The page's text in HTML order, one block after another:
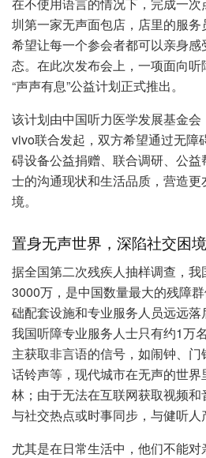
圳第一家无声面包店，店里的服
希望让每一个参会者都可以亲身
态。在此次发布会上，一项面向
“声声有息”公益计划正式推出。
该计划由中国听力医学发展基金会
vivo联合发起，双方希望通过无障
碍设备公益捐赠、联合调研、公
士的沟通现状和生活品质，营造
境。
置身无声世界，深陷社交困境
据全国第二次残疾人抽样调查，
3000万，是中国数量最大的残障
础配套设施和专业服务人员远远落
我国听障专业服务人士只有约1万
主获取非言语的信号，如闹钟、
话铃声等，现代城市在无声的世
林；由于无法在互联网获取视频
与社交热点或时事同步，与健听人
尤其是在日常生活中，他们不能